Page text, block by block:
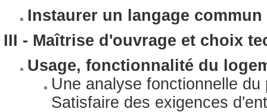
Instaurer un langage commun
III - Maîtrise d'ouvrage et choix
Usage, fonctionnalité du
Une analyse fonctionnelle
Satisfaire des exigences